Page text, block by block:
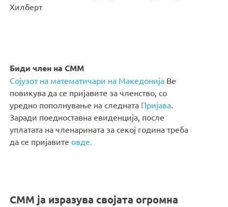
Хилберт
Биди член на СММ
Сојузот на математичари на Македонија Ве
повикува да се пријавите за членство, со
уредно пополнување на следната Пријава
Заради поедноставна евиденција, после
уплатата на членарината за секој година треба
да се пријавитеовде.
СММ ја изразува својата огромна